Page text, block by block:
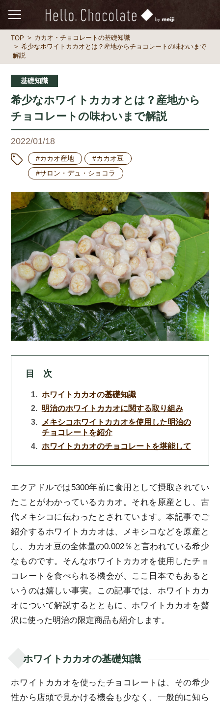
TOP
カカオ・チョコレートの基礎知識
希少なホワイトカカオとは？産地からチョコレートの味わいまで
解説
基礎知識
希少なホワイトカカオとは？産地から
チョコレートの味わいまで解説
2022/01/18
#カカオ産地
#カカオ豆
#サロン・デュ・ショコラ
目 次
ホワイトカカオの基礎知識
明治のホワイトカカオに関する取り組み
メキシコホワイトカカオを使用した明治の
チョコレートを紹介
ホワイトカカオのチョコレートを堪能して
エクアドルでは5300年前に食用として摂取されてい
たことがわかっているカカオ。それを原産とし、古
代メキシコに伝わったとされています。本記事でご
紹介するホワイトカカオは、メキシコなどを原産と
し、カカオ豆の全体量の0.002％と言われている希少
なものです。そんなホワイトカカオを使用したチョ
コレートを食べられる機会が、ここ日本でもあると
いうのは嬉しい事実。この記事では、ホワイトカカ
オについて解説するとともに、ホワイトカカオを贅
沢に使った明治の限定商品も紹介します。
ホワイトカカオの基礎知識
ホワイトカカオを使ったチョコレートは、その希少
性から店頭で見かける機会も少なく、一般的に知ら